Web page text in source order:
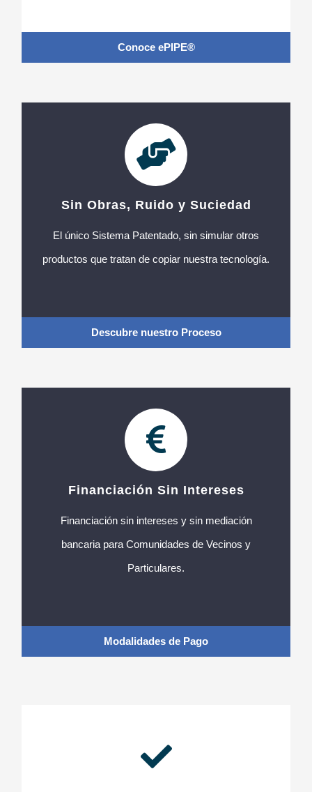
Conoce ePIPE®
Sin Obras, Ruido y Suciedad
El único Sistema Patentado, sin simular otros
productos que tratan de copiar nuestra tecnología.
Descubre nuestro Proceso
Financiación Sin Intereses
Financiación sin intereses y sin mediación
bancaria para Comunidades de Vecinos y
Particulares.
Modalidades de Pago